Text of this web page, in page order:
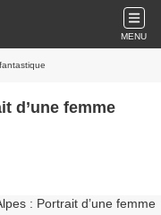
MENU
d’une femme